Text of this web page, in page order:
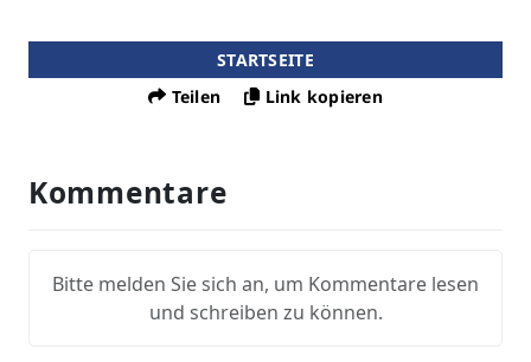
STARTSEITE
Teilen
Link kopieren
Kommentare
Bitte melden Sie sich an, um Kommentare lesen
und schreiben zu können.